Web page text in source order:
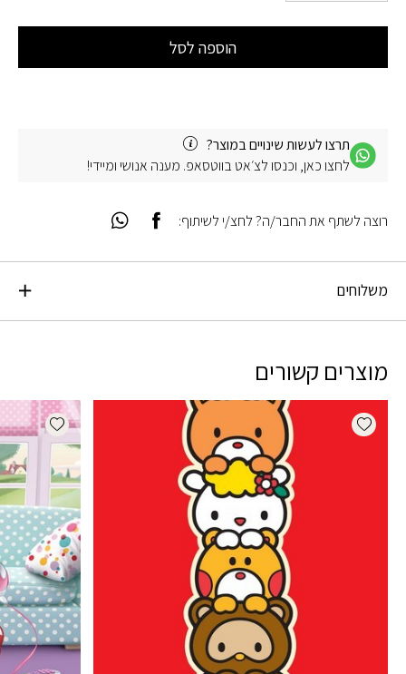
הוספה לסל
תרצו לעשות שינויים במוצר?
לחצו כאן, וכנסו לצ׳אט בווטסאפ. מענה אנושי ומיידי!
משלוחים
רוצה לשתף את החבר/ה? לחצ/י לשיתוף:
מוצרים קשורים
Add wishlist
wishlist